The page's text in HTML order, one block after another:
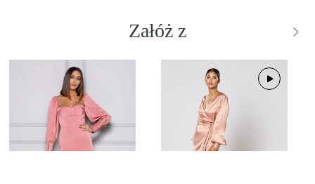
Załóż z